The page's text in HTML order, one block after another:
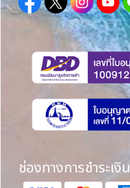
ช่องทางการชำระเงิน